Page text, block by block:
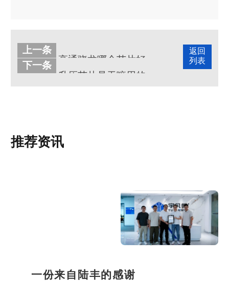
返回
列表
上一条
下一条
推荐资讯
一份来自陆丰的感谢